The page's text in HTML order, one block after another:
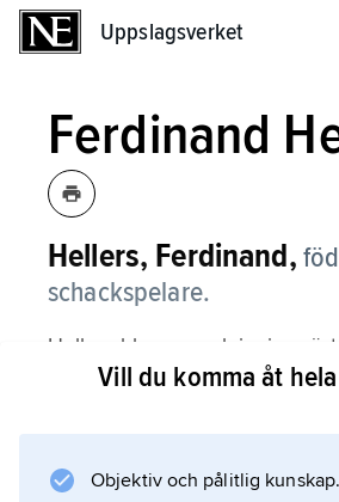
Uppslagsverket
Ferdinand
Hellers, Ferdinand,
schackspelare.
Hellers blev svensk
12 års ålder, den yngste
han 1988.
Vill du komma åt
Objektiv och pålitlig kunskap.